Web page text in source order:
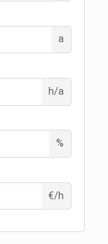
a
h/a
%
€/h